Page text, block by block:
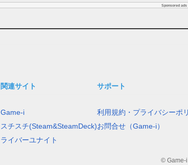
Sponsored ads
関連サイト
Game-i
スチスチ(Steam&SteamDeck)
ライバーユナイト
サポート
利用規約・プライバシーポ
お問合せ（Game-i）
© Game-i